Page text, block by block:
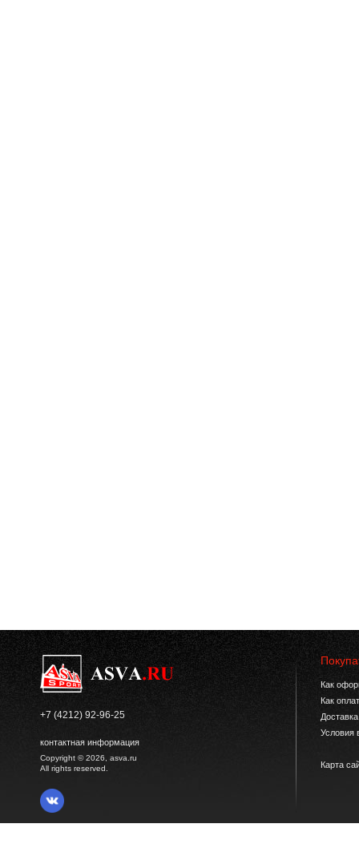
+7 (4212) 92-96-25
контактная информация
Copyright © 2026, asva.ru
All rights reserved.
Как
Как
Условия
Карта